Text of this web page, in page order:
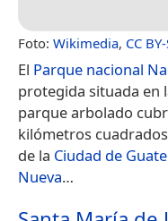
Foto: Wikimedia, CC
El Parque nacional
protegida situada en
parque arbolado
kilómetros
de la Ciudad de
Nueva…